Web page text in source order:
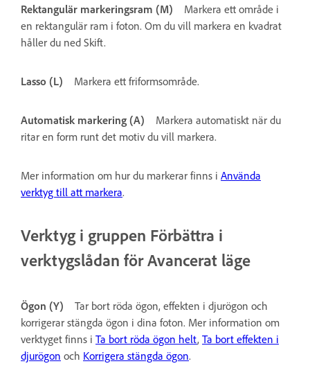
Rektangulär markeringsram (M)
Markera ett område i
en rektangulär ram i foton. Om du vill markera en kvadrat
håller du ned Skift.
Lasso (L) Markera ett friformsområde.
Automatisk markering (A)
Markera automatiskt när du
ritar en form runt det motiv du vill markera.
Mer information om hur du markerar finns i Använda
verktyg till att markera.
Verktyg i gruppen Förbättra i
verktygslådan för Avancerat läge
Ögon (Y)
Tar bort röda ögon, effekten i djurögon och
korrigerar stängda ögon i dina foton. Mer information om
verktyget finns i Ta bort röda ögon helt, Ta bort effekten i
djurögon och Korrigera stängda ögon.